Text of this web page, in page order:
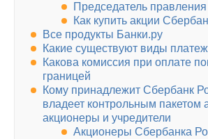
Председатель правления
Как купить акции
Все продукты Банки.ру
Какие существуют виды
Какова комиссия при оплате
границей
Кому принадлежит Сбербанк
владеет контрольным пакетом
акционеры и учредители
Акционеры Сбербанка